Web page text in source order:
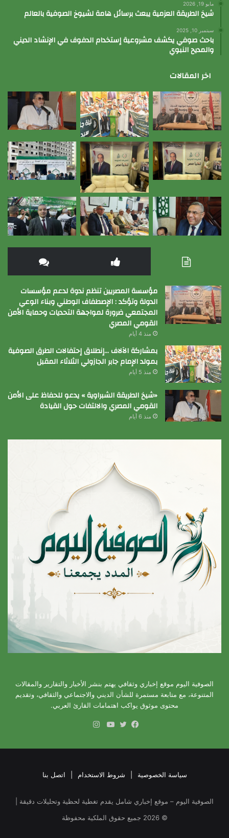
مايو 19, 2026
شيخ الطريقة العزمية يبعث برسائل هامة لشيوخ الصوفية بالعالم
سبتمبر 10, 2025
باحث صوفي يكشف مشروعية إستخدام الدفوف في الإنشاد الديني
والمديح النبوي
اخر المقالات
مؤسسة المصريين تنظم ندوة لدعم مؤسسات
الدولة وتؤكد : الإصطفاف الوطني وبناء الوعي
المجتمعي ضرورة لمواجهة التحديات وحماية الأمن
القومي المصري
منذ 4 أيام
بمشاركة الآلاف …إنطلاق إحتفالات الطرق الصوفية
بمولد الإمام جابر الجازولي الثلاثاء المقبل
منذ 5 أيام
«شيخ الطريقة الشبراوية » يدعو للحفاظ على الأمن
القومي المصري والالتفات حول القيادة
منذ 6 أيام
الصوفية اليوم موقع إخباري وثقافي يهتم بنشر الأخبار والتقارير والمقالات
المتنوعة، مع متابعة مستمرة للشأن الديني والاجتماعي والثقافي، وتقديم
محتوى موثوق يواكب اهتمامات القارئ العربي.
سياسة الخصوصية شروط الاستخدام اتصل بنا
الصوفية اليوم – موقع إخباري شامل يقدم تغطية لحظية وتحليلات دقيقة |
©
2026 جميع حقوق الملكية محفوظة